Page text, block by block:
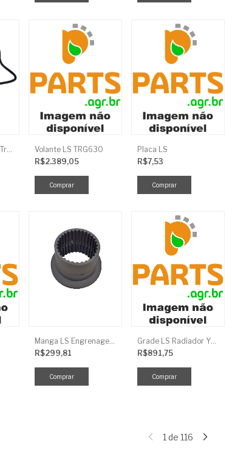
Chicote LS Eletrico Traseiro TRG730FCI
Volante LS TRG630
R$2.389,05
Placa LS
R$7,53
Manga LS Engrenagem TRG281
R$299,81
Grade LS Radiador YMR TRG170
R$891,75
1 de 116